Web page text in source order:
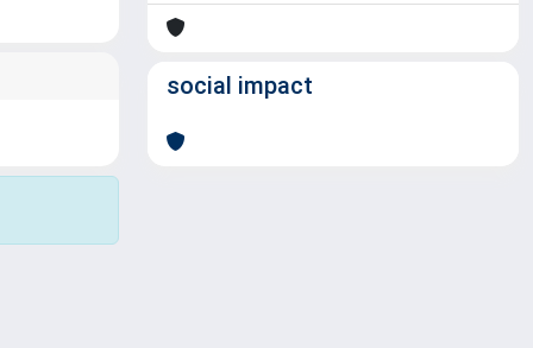
social impact